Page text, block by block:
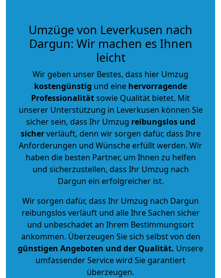
Umzüge von Leverkusen nach
Dargun: Wir machen es Ihnen
leicht
Wir geben unser Bestes, dass hier Umzug
kostengünstig und eine hervorragende
Professionalitätsowie Qualität bietet. Mit
unserer Unterstützung in Leverkusen können Sie
sicher sein, dass Ihr Umzug reibungslos und
sicherverläuft, denn wir sorgen dafür, dass Ihre
Anforderungen und Wünsche erfüllt werden. Wir
haben die besten Partner, um Ihnen zu helfen
und sicherzustellen, dass Ihr Umzug nach
Dargun ein erfolgreicher ist.
Wir sorgen dafür, dass Ihr Umzug nach Dargun
reibungslos verläuft und alle Ihre Sachen sicher
und unbeschadet an Ihrem Bestimmungsort
ankommen. Überzeugen Sie sich selbst von den
günstigen Angeboten und der Qualität. Unsere
umfassender Service wird Sie garantiert
überzeugen.